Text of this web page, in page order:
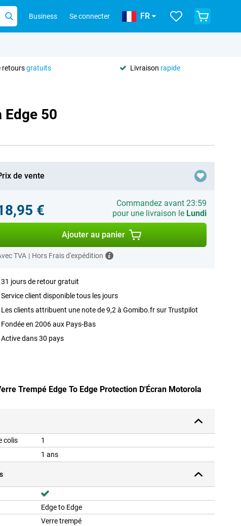
Business Se connecter FR
retoursgratuits Livraison rapide
Edge 50
de vente
€
Commandez avant 23:59
pour une livraison le Lundi
Ajouter au panier
TVA | Hors Frais d'expédition
31 jours de retour gratuit
Service client disponible tous les jours
Les clients attribuent une note de 9,2 à Gomibo.fr sur Trustpilot
Fondée en 2006 aux Pays-Bas
Active dans 30 pays
Trempé Edge To Edge Protection D'Écran Motorola
colis
1
1 ans
Edge to Edge
Verre trempé